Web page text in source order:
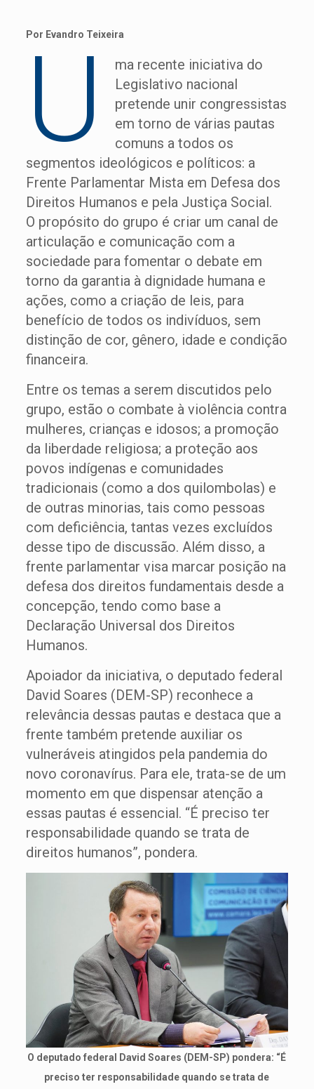
Por Evandro Teixeira
U
ma recente iniciativa do
Legislativo nacional
pretende unir congressistas
em torno de várias pautas
comuns a todos os
segmentos ideológicos e políticos: a
Frente Parlamentar Mista em Defesa dos
Direitos Humanos e pela Justiça Social.
O propósito do grupo é criar um canal de
articulação e comunicação com a
sociedade para fomentar o debate em
torno da garantia à dignidade humana e
ações, como a criação de leis, para
benefício de todos os indivíduos, sem
distinção de cor, gênero, idade e condição
financeira.
Entre os temas a serem discutidos pelo
grupo, estão o combate à violência contra
mulheres, crianças e idosos; a promoção
da liberdade religiosa; a proteção aos
povos indígenas e comunidades
tradicionais (como a dos quilombolas) e
de outras minorias, tais como pessoas
com deficiência, tantas vezes excluídos
desse tipo de discussão. Além disso, a
frente parlamentar visa marcar posição na
defesa dos direitos fundamentais desde a
concepção, tendo como base a
Declaração Universal dos Direitos
Humanos.
Apoiador da iniciativa, o deputado federal
David Soares (DEM-SP) reconhece a
relevância dessas pautas e destaca que a
frente também pretende auxiliar os
vulneráveis atingidos pela pandemia do
novo coronavírus. Para ele, trata-se de um
momento em que dispensar atenção a
essas pautas é essencial. “É preciso ter
responsabilidade quando se trata de
direitos humanos”, pondera.
O deputado federal David Soares (DEM-SP) pondera: “É
preciso ter responsabilidade quando se trata de